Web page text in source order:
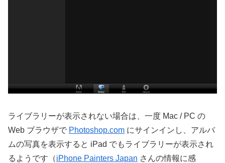
ライブラリーが表示されない場合は、一度 Mac / PC の
Web ブラウザで Photoshop.com にサインインし、アルバ
ムの写真を表示すると iPad でもライブラリーが表示され
るようです（iPhone Painters Japan さんの情報に感